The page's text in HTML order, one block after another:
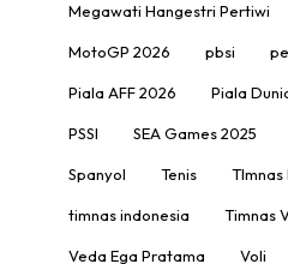
Megawati Hangestri Pertiwi
MotoGP 2026 pbsi
Piala AFF 2026 Piala
PSSI SEA Games 2025
Spanyol Tenis TImnas
timnas indonesia Timnas
Veda Ega Pratama Voli